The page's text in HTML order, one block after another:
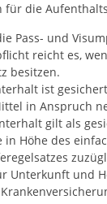
Landkreis
für die
Pass- und
reicht es,
besitzen.
ist
in Anspruch
gilt als
in Höhe des
Unterkunft und